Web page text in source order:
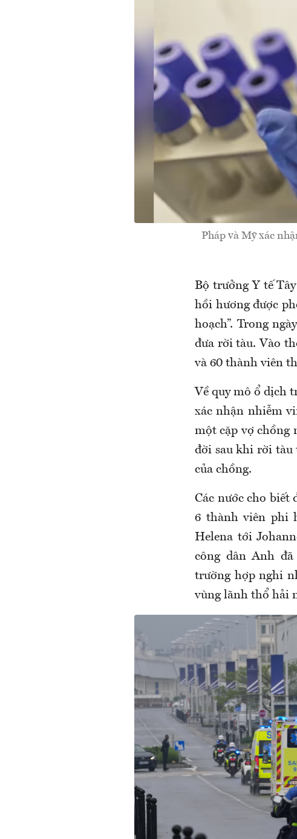
Pháp và Mỹ xác
Bộ trưởng Y tế
hồi hương được
hoạch”. Trong
đưa rời tàu. Vào
và 60 thành viên
Về quy mô ổ dịch
xác nhận nhiễm
một cặp vợ chồng
đời sau khi rời tàu
của chồng.
Các nước cho biết
6 thành viên phi
Helena tới
công dân Anh
trường hợp nghi
vùng lãnh thổ hải